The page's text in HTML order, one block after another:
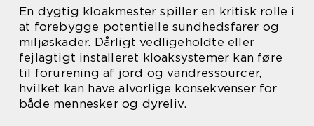
En dygtig kloakmester spiller en kritisk rolle i
at forebygge potentielle sundhedsfarer og
miljøskader. Dårligt vedligeholdte eller
fejlagtigt installeret kloaksystemer kan føre
til forurening af jord og vandressourcer,
hvilket kan have alvorlige konsekvenser for
både mennesker og dyreliv.